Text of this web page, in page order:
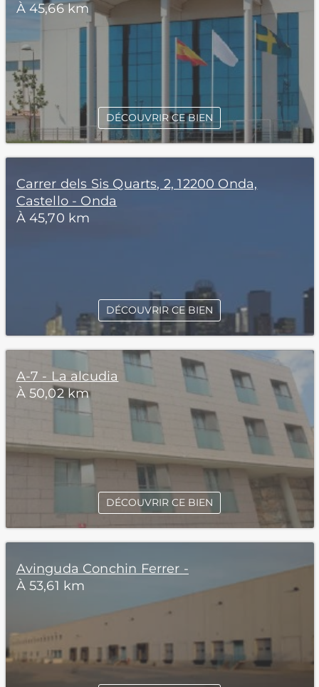
À 45,66 km
DÉCOUVRIR CE BIEN
Carrer dels Sis Quarts, 2, 12200 Onda,
Castello - Onda
À 45,70 km
DÉCOUVRIR CE BIEN
A-7 - La alcudia
À 50,02 km
DÉCOUVRIR CE BIEN
Avinguda Conchin Ferrer -
À 53,61 km